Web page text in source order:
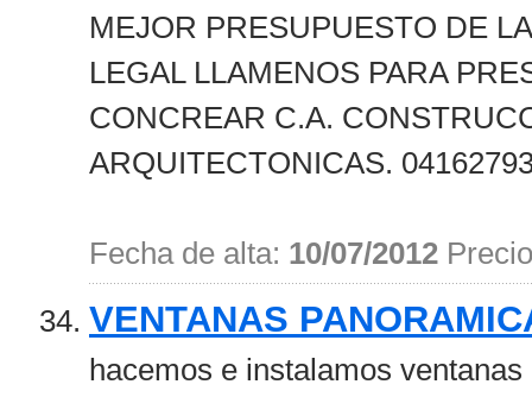
MEJOR PRESUPUESTO DE
LEGAL LLAMENOS PARA
CONCREAR C.A.
ARQUITECTONICAS.
Fecha de alta: 10/07/2012
VENTANAS
hacemos e instalamos